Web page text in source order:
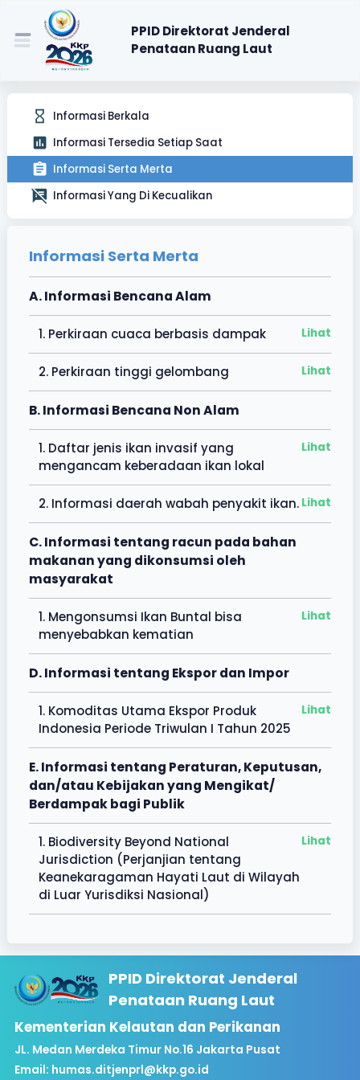
PPID Direktorat Jenderal
Penataan Ruang Laut
Informasi Berkala
Informasi Tersedia Setiap Saat
Informasi Serta Merta
Informasi Yang Di Kecualikan
Informasi Serta Merta
A. Informasi Bencana Alam
1. Perkiraan cuaca berbasis dampak Lihat
2. Perkiraan tinggi gelombang Lihat
B. Informasi Bencana Non Alam
1. Daftar jenis ikan invasif yang
mengancam keberadaan ikan lokal
Lihat
2. Informasi daerah wabah penyakit ikan. Lihat
C. Informasi tentang racun pada bahan
makanan yang dikonsumsi oleh
masyarakat
1. Mengonsumsi Ikan Buntal bisa
menyebabkan kematian
Lihat
D. Informasi tentang Ekspor dan Impor
1. Komoditas Utama Ekspor Produk
Indonesia Periode Triwulan I Tahun 2025
Lihat
E. Informasi tentang Peraturan, Keputusan,
dan/atau Kebijakan yang Mengikat/
Berdampak bagi Publik
1. Biodiversity Beyond National
Jurisdiction (Perjanjian tentang
Keanekaragaman Hayati Laut di Wilayah
di Luar Yurisdiksi Nasional)
Lihat
PPID Direktorat Jenderal
Penataan Ruang Laut
Kementerian Kelautan dan Perikanan
JL. Medan Merdeka Timur No.16 Jakarta Pusat
Email: humas.ditjenprl@kkp.go.id